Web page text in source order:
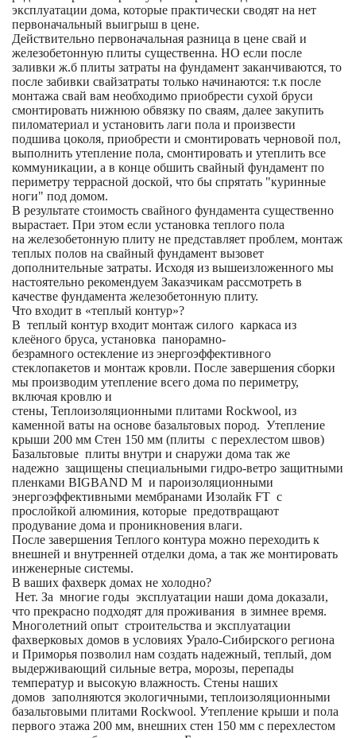
эксплуатации дома, которые практически сводят на нет
первоначальный выигрыш в цене.
Действительно первоначальная разница в цене свай и
железобетонную плиты существенна. НО если после
заливки ж.б плиты затраты на фундамент заканчиваются, то
после забивки свайзатраты только начинаются: т.к после
монтажа свай вам необходимо приобрести сухой бруси
смонтировать нижнюю обвязку по сваям, далее закупить
пиломатериал и установить лаги пола и произвести
подшива цоколя, приобрести и смонтировать черновой пол,
выполнить утепление пола, смонтировать и утеплить все
коммуникации, а в конце обшить свайный фундамент по
периметру террасной доской, что бы спрятать "куринные
ноги" под домом.
В результате стоимость свайного фундамента существенно
вырастает. При этом если установка теплого пола
на железобетонную плиту не представляет проблем, монтаж
теплых полов на свайный фундамент вызовет
дополнительные затраты. Исходя из вышеизложенного мы
настоятельно рекомендуем Заказчикам рассмотреть в
качестве фундамента железобетонную плиту.
Что входит в «теплый контур»?
В теплый контур входит монтаж силого каркаса из
клеёного бруса, установка панорамно-
безрамного остекление из энергоэффективного
стеклопакетов и монтаж кровли. После завершения сборки
мы производим утепление всего дома по периметру,
включая кровлю и
стены, Теплоизоляционными плитами Rockwool, из
каменной ваты на основе базальтовых пород. Утепление
крыши 200 мм Стен 150 мм (плиты с перехлестом швов)
Базальтовые плиты внутри и снаружи дома так же
надежно защищены специальными гидро-ветро защитными
пленками BIGBAND M и пароизоляционными
энергоэффективными мембранами Изолайк FT с
прослойкой алюминия, которые предотвращают
продувание дома и проникновения влаги.
После завершения Теплого контура можно переходить к
внешней и внутренней отделки дома, а так же монтировать
инженерные системы.
В ваших фахверк домах не холодно?
Нет. За многие годы эксплуатации наши дома доказали,
что прекрасно подходят для проживания в зимнее время.
Многолетний опыт строительства и эксплуатации
фахверковых домов в условиях Урало-Сибирского региона
и Приморья позволил нам создать надежный, теплый, дом
выдерживающий сильные ветра, морозы, перепады
температур и высокую влажность. Стены наших
домов заполняются экологичными, теплоизоляционными
базальтовыми плитами Rockwool. Утепление крыши и пола
первого этажа 200 мм, внешних стен 150 мм с перехлестом